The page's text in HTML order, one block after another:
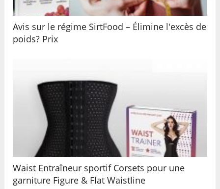
Avis sur le régime SirtFood – Élimine l'excès de
poids? Prix
Waist Entraîneur sportif Corsets pour une
garniture Figure & Flat Waistline